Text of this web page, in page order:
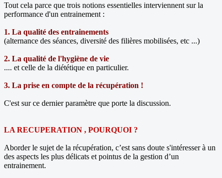
Tout cela parce que trois notions essentielles interviennent sur la
performance d'un entrainement :
1. La qualité des entrainements
(alternance des séances, diversité des filières mobilisées, etc ...)
2. La qualité de l'hygiène de vie
.... et celle de la diététique en particulier.
3. La prise en compte de la récupération !
C'est sur ce dernier paramètre que porte la discussion.
LA RECUPERATION , POURQUOI ?
Aborder le sujet de la récupération, c’est sans doute s'intéresser à un
des aspects les plus délicats et pointus de la gestion d’un
entrainement.